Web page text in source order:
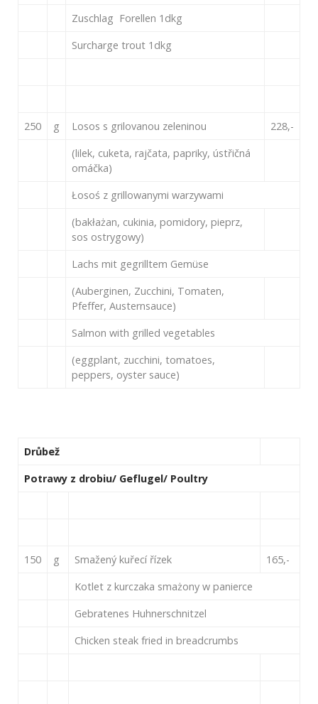
Zuschlag Forellen 1dkg
Surcharge trout 1dkg
250 g Losos s grilovanou zeleninou
228,-
(lilek, cuketa, rajčata, papriky, ústřičná
omáčka)
Łosoś z grillowanymi warzywami
(bakłażan, cukinia, pomidory, pieprz,
sos ostrygowy)
Lachs mit gegrilltem Gemüse
(Auberginen, Zucchini, Tomaten,
Pfeffer, Austernsauce)
Salmon with grilled vegetables
(eggplant, zucchini, tomatoes,
peppers, oyster sauce)
Drůbež
Potrawy z drobiu/ Geflugel/ Poultry
150 g Smažený kuřecí řízek
165,-
Kotlet z kurczaka smażony w panierce
Gebratenes Huhnerschnitzel
Chicken steak fried in breadcrumbs